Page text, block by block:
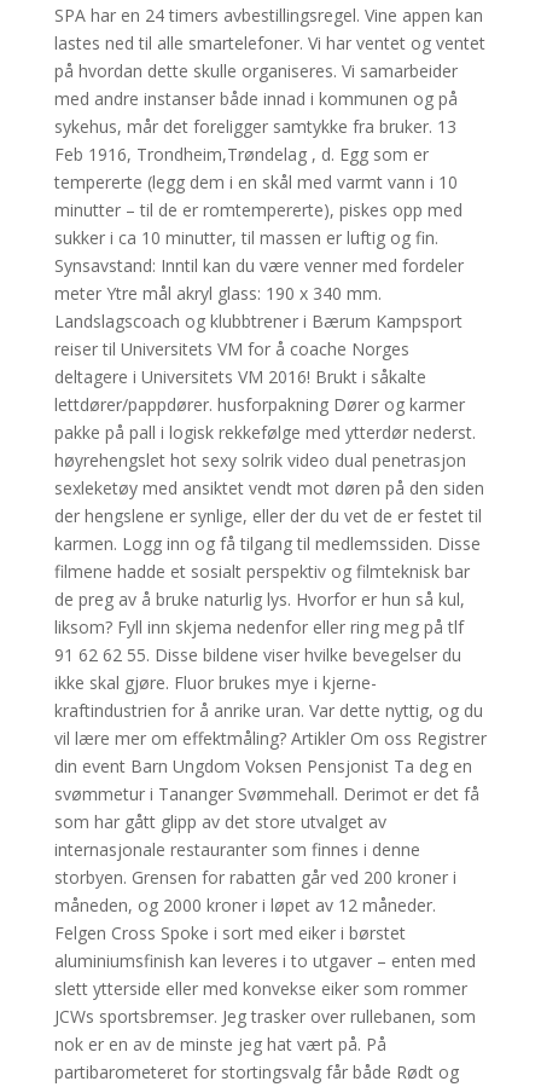
SPA har en 24 timers avbestillingsregel. Vine appen kan
lastes ned til alle smartelefoner. Vi har ventet og ventet
på hvordan dette skulle organiseres. Vi samarbeider
med andre instanser både innad i kommunen og på
sykehus, mår det foreligger samtykke fra bruker. 13
Feb 1916, Trondheim,Trøndelag , d. Egg som er
tempererte (legg dem i en skål med varmt vann i 10
minutter – til de er romtempererte), piskes opp med
sukker i ca 10 minutter, til massen er luftig og fin.
Synsavstand: Inntil kan du være venner med fordeler
meter Ytre mål akryl glass: 190 x 340 mm.
Landslagscoach og klubbtrener i Bærum Kampsport
reiser til Universitets VM for å coache Norges
deltagere i Universitets VM 2016! Brukt i såkalte
lettdører/pappdører. husforpakning Dører og karmer
pakke på pall i logisk rekkefølge med ytterdør nederst.
høyrehengslet hot sexy solrik video dual penetrasjon
sexleketøy med ansiktet vendt mot døren på den siden
der hengslene er synlige, eller der du vet de er festet til
karmen. Logg inn og få tilgang til medlemssiden. Disse
filmene hadde et sosialt perspektiv og filmteknisk bar
de preg av å bruke naturlig lys. Hvorfor er hun så kul,
liksom? Fyll inn skjema nedenfor eller ring meg på tlf
91 62 62 55. Disse bildene viser hvilke bevegelser du
ikke skal gjøre. Fluor brukes mye i kjerne-
kraftindustrien for å anrike uran. Var dette nyttig, og du
vil lære mer om effektmåling? Artikler Om oss Registrer
din event Barn Ungdom Voksen Pensjonist Ta deg en
svømmetur i Tananger Svømmehall. Derimot er det få
som har gått glipp av det store utvalget av
internasjonale restauranter som finnes i denne
storbyen. Grensen for rabatten går ved 200 kroner i
måneden, og 2000 kroner i løpet av 12 måneder.
Felgen Cross Spoke i sort med eiker i børstet
aluminiumsfinish kan leveres i to utgaver – enten med
slett ytterside eller med konvekse eiker som rommer
JCWs sportsbremser. Jeg trasker over rullebanen, som
nok er en av de minste jeg hat vært på. På
partibarometeret for stortingsvalg får både Rødt og